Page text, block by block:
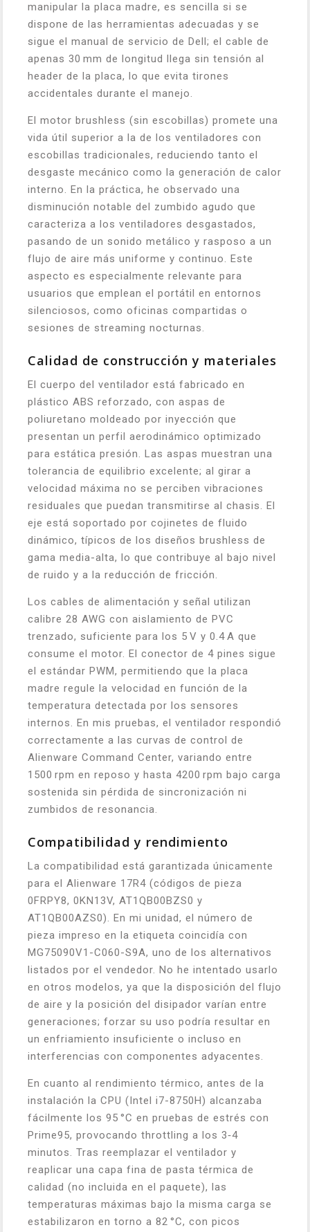
manipular la placa madre, es sencilla si se
dispone de las herramientas adecuadas y se
sigue el manual de servicio de Dell; el cable de
apenas 30 mm de longitud llega sin tensión al
header de la placa, lo que evita tirones
accidentales durante el manejo.
El motor brushless (sin escobillas) promete una
vida útil superior a la de los ventiladores con
escobillas tradicionales, reduciendo tanto el
desgaste mecánico como la generación de calor
interno. En la práctica, he observado una
disminución notable del zumbido agudo que
caracteriza a los ventiladores desgastados,
pasando de un sonido metálico y rasposo a un
flujo de aire más uniforme y continuo. Este
aspecto es especialmente relevante para
usuarios que emplean el portátil en entornos
silenciosos, como oficinas compartidas o
sesiones de streaming nocturnas.
Calidad de construcción y materiales
El cuerpo del ventilador está fabricado en
plástico ABS reforzado, con aspas de
poliuretano moldeado por inyección que
presentan un perfil aerodinámico optimizado
para estática presión. Las aspas muestran una
tolerancia de equilibrio excelente; al girar a
velocidad máxima no se perciben vibraciones
residuales que puedan transmitirse al chasis. El
eje está soportado por cojinetes de fluido
dinámico, típicos de los diseños brushless de
gama media-alta, lo que contribuye al bajo nivel
de ruido y a la reducción de fricción.
Los cables de alimentación y señal utilizan
calibre 28 AWG con aislamiento de PVC
trenzado, suficiente para los 5 V y 0.4 A que
consume el motor. El conector de 4 pines sigue
el estándar PWM, permitiendo que la placa
madre regule la velocidad en función de la
temperatura detectada por los sensores
internos. En mis pruebas, el ventilador respondió
correctamente a las curvas de control de
Alienware Command Center, variando entre
1500 rpm en reposo y hasta 4200 rpm bajo carga
sostenida sin pérdida de sincronización ni
zumbidos de resonancia.
Compatibilidad y rendimiento
La compatibilidad está garantizada únicamente
para el Alienware 17R4 (códigos de pieza
0FRPY8, 0KN13V, AT1QB00BZS0 y
AT1QB00AZS0). En mi unidad, el número de
pieza impreso en la etiqueta coincidía con
MG75090V1-C060-S9A, uno de los alternativos
listados por el vendedor. No he intentado usarlo
en otros modelos, ya que la disposición del flujo
de aire y la posición del disipador varían entre
generaciones; forzar su uso podría resultar en
un enfriamiento insuficiente o incluso en
interferencias con componentes adyacentes.
En cuanto al rendimiento térmico, antes de la
instalación la CPU (Intel i7-8750H) alcanzaba
fácilmente los 95 °C en pruebas de estrés con
Prime95, provocando throttling a los 3‑4
minutos. Tras reemplazar el ventilador y
reaplicar una capa fina de pasta térmica de
calidad (no incluida en el paquete), las
temperaturas máximas bajo la misma carga se
estabilizaron en torno a 82 °C, con picos